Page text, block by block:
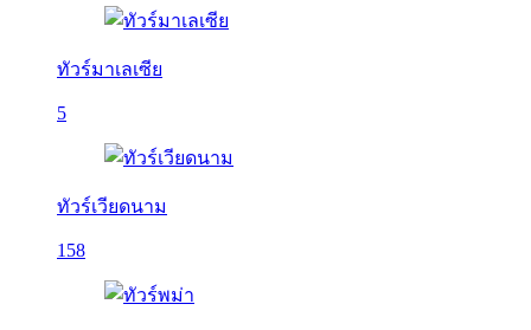
ทัวร์มาเลเซีย
5
ทัวร์เวียดนาม
158